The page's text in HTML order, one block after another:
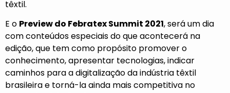
têxtil.
E o Preview do Febratex Summit 2021, será um dia
com conteúdos especiais do que acontecerá na
edição, que tem como propósito promover o
conhecimento, apresentar tecnologias, indicar
caminhos para a digitalização da indústria têxtil
brasileira e torná-la ainda mais competitiva no